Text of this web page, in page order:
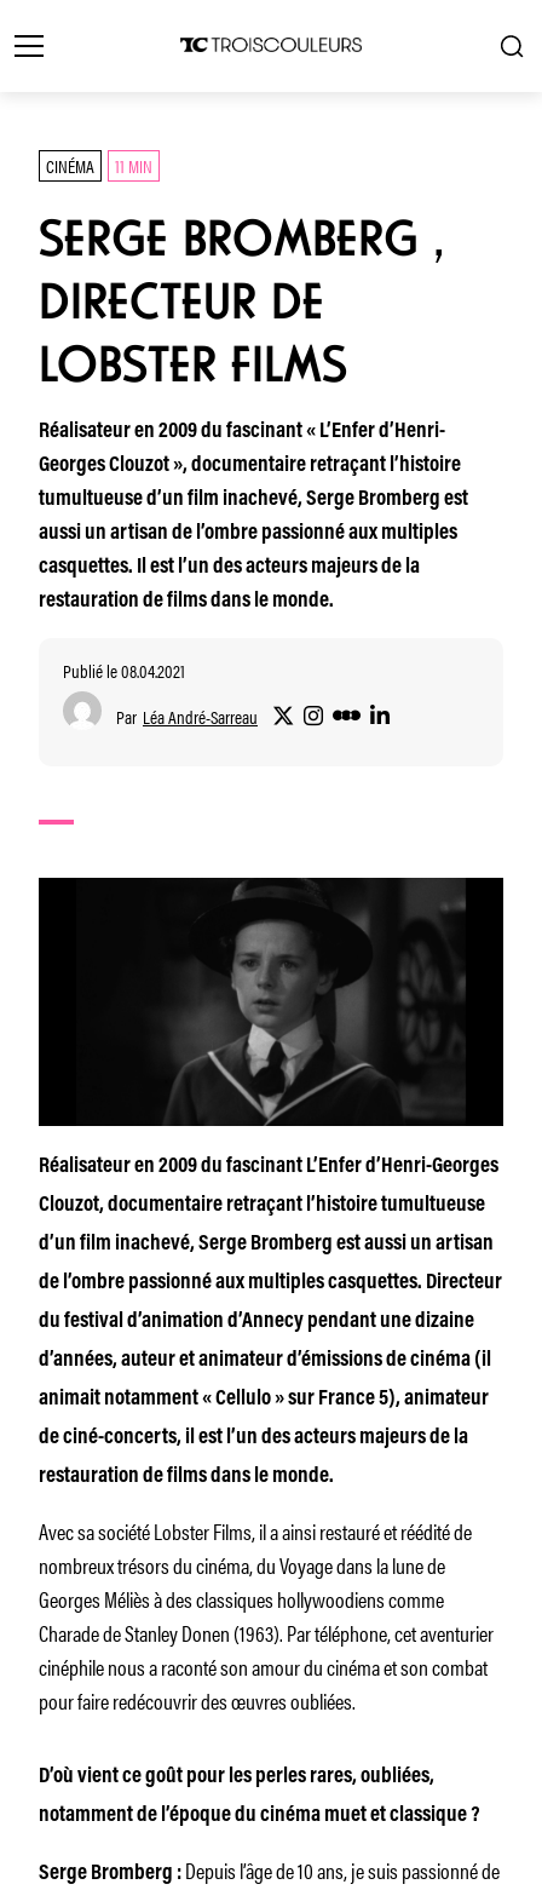
CINÉMA 11 MIN
SERGE BROMBERG ,
DIRECTEUR DE
LOBSTER FILMS
Réalisateur en 2009 du fascinant « L’Enfer d’Henri-
Georges Clouzot », documentaire retraçant l’histoire
tumultueuse d’un film inachevé, Serge Bromberg est
aussi un artisan de l’ombre passionné aux multiples
casquettes. Il est l’un des acteurs majeurs de la
restauration de films dans le monde.
Publié le 08.04.2021
Par Léa André-Sarreau
Réalisateur en 2009 du fascinant L’Enfer d’Henri-Georges
Clouzot, documentaire retraçant l’histoire tumultueuse
d’un film inachevé, Serge Bromberg est aussi un artisan
de l’ombre passionné aux multiples casquettes. Directeur
du festival d’animation d’Annecy pendant une dizaine
d’années, auteur et animateur d’émissions de cinéma (il
animait notamment « Cellulo » sur France 5), animateur
de ciné-concerts, il est l’un des acteurs majeurs de la
restauration de films dans le monde.
Avec sa société Lobster Films, il a ainsi restauré et réédité de
nombreux trésors du cinéma, du Voyage dans la lune de
Georges Méliès à des classiques hollywoodiens comme
Charade de Stanley Donen (1963). Par téléphone, cet aventurier
cinéphile nous a raconté son amour du cinéma et son combat
pour faire redécouvrir des œuvres oubliées.
D’où vient ce goût pour les perles rares, oubliées,
notamment de l’époque du cinéma muet et classique ?
Serge Bromberg : Depuis l’âge de 10 ans, je suis passionné de